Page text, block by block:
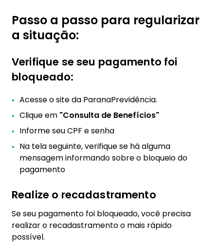
Passo a passo para regularizar
a situação:
Verifique se seu pagamento foi
bloqueado:
Acesse o site da ParanaPrevidência.
Clique em "Consulta de Benefícios"
Informe seu CPF e senha
Na tela seguinte, verifique se há alguma
mensagem informando sobre o bloqueio do
pagamento
Realize o recadastramento
Se seu pagamento foi bloqueado, você precisa
realizar o recadastramento o mais rápido
possível.